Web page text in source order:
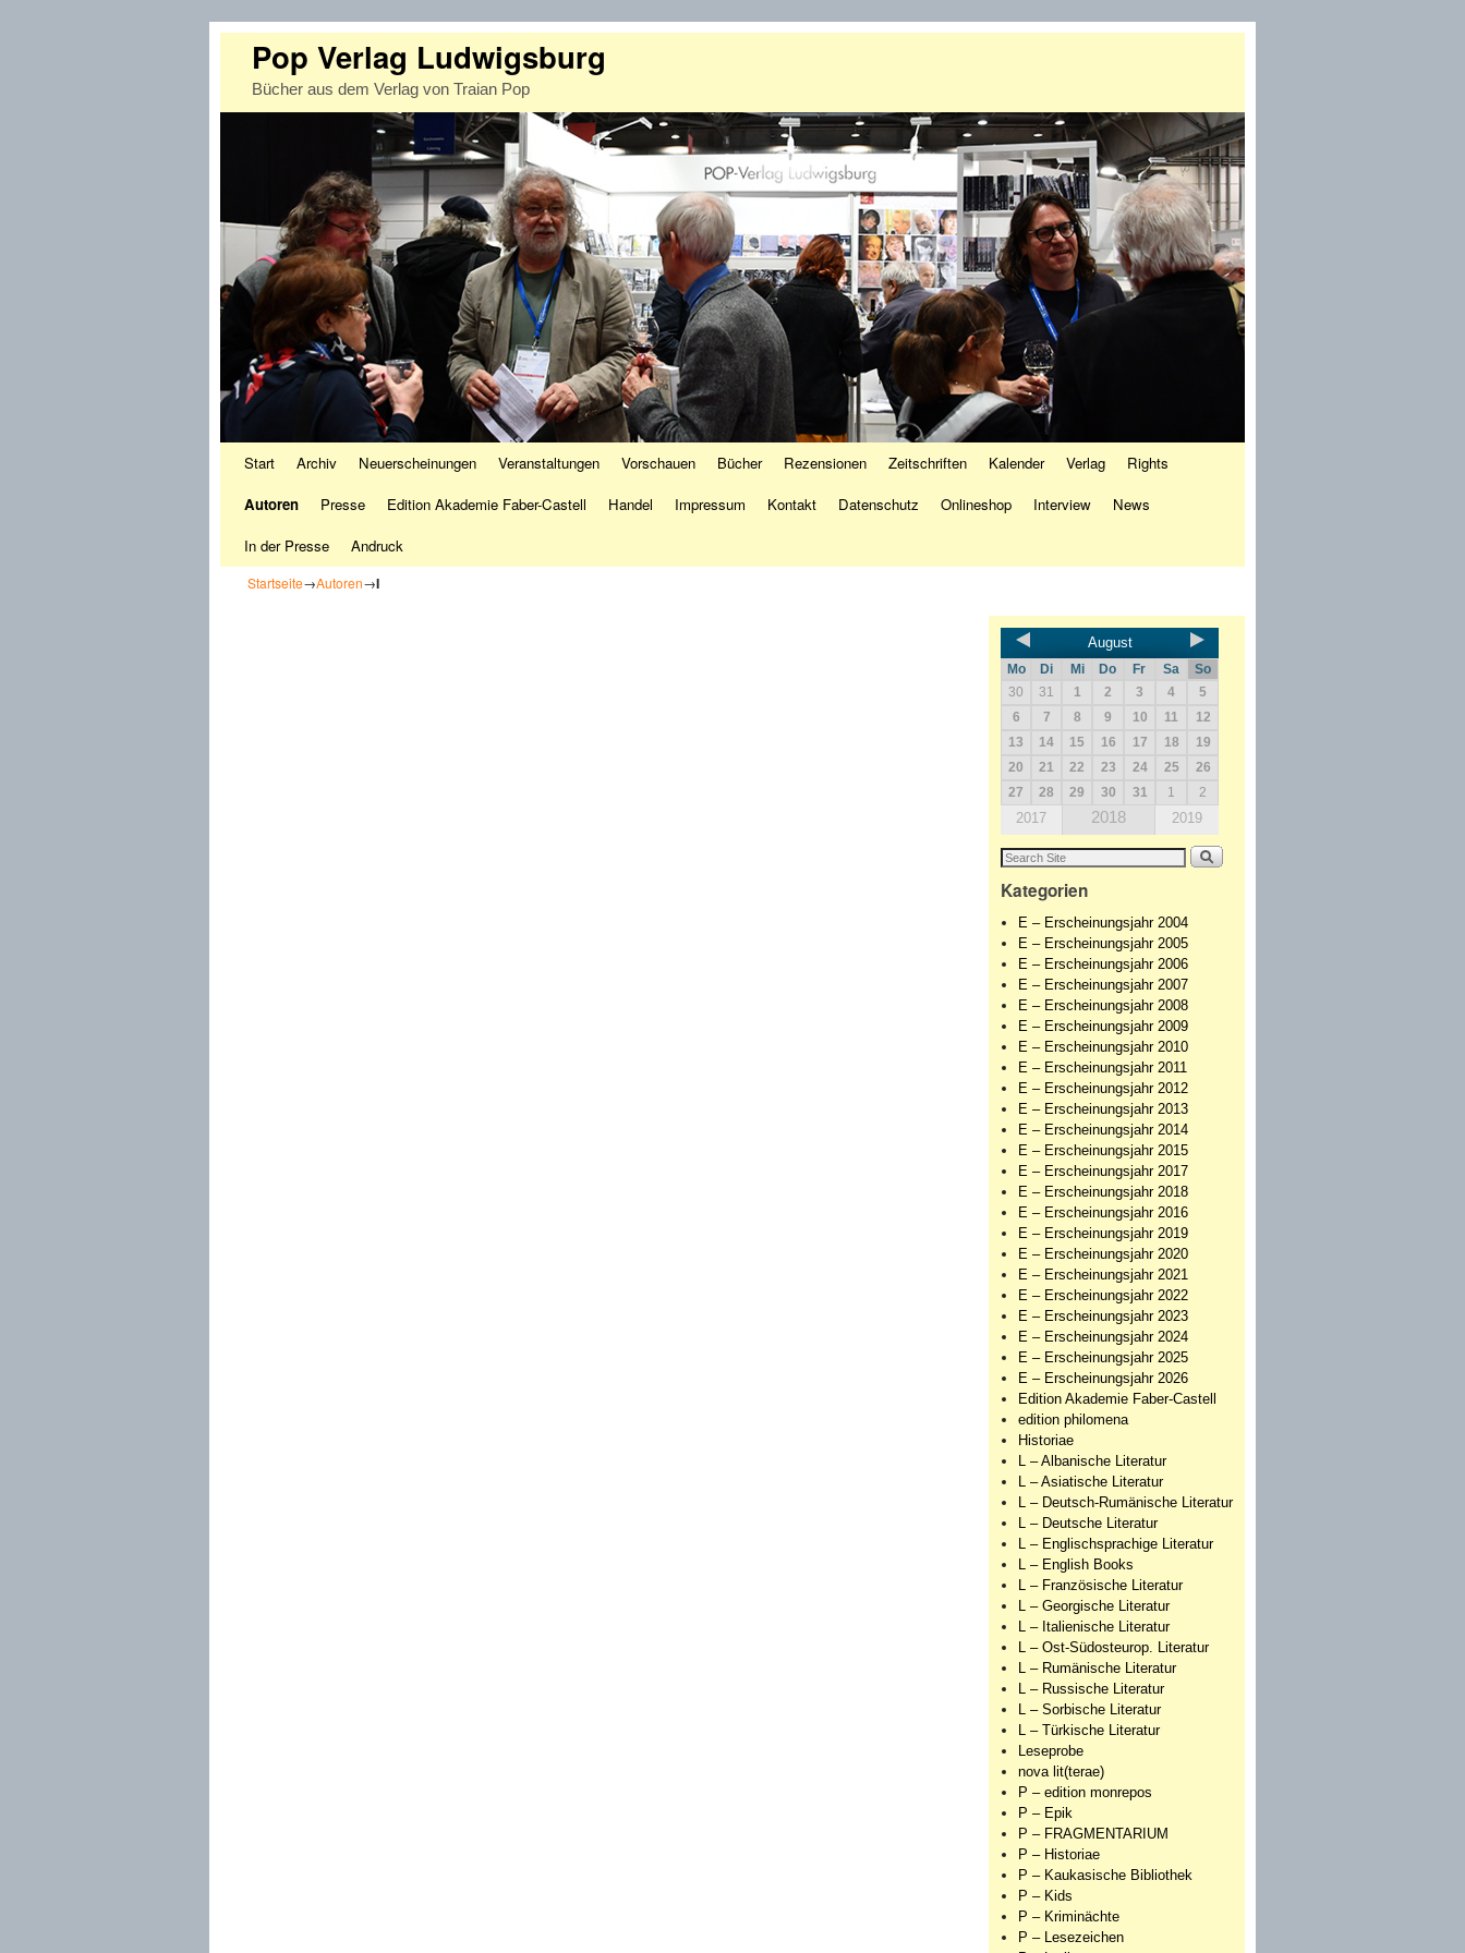
Pop Verlag Ludwigsburg
Bücher aus dem Verlag von Traian Pop
Start Archiv Neuerscheinungen Veranstaltungen Vorschauen Bücher Rezensionen Zeitschriften Kalender Verlag
Rights
Autoren
Presse Edition Akademie Faber-Castell Handel Impressum Kontakt Datenschutz Onlineshop Interview
News
In der Presse
Andruck
Startseite→Autoren→I
August
Mo Di Mi Do Fr Sa
So
30
31 1 2 3 4
5
6
7 8 9 10 11
12
13
14 15 16 17 18
19
20
21 22 23 24 25
26
27
28 29 30 31 1 2
2017 2018 2019
Kategorien
E – Erscheinungsjahr 2004
E – Erscheinungsjahr 2005
E – Erscheinungsjahr 2006
E – Erscheinungsjahr 2007
E – Erscheinungsjahr 2008
E – Erscheinungsjahr 2009
E – Erscheinungsjahr 2010
E – Erscheinungsjahr 2011
E – Erscheinungsjahr 2012
E – Erscheinungsjahr 2013
E – Erscheinungsjahr 2014
E – Erscheinungsjahr 2015
E – Erscheinungsjahr 2017
E – Erscheinungsjahr 2018
E – Erscheinungsjahr 2016
E – Erscheinungsjahr 2019
E – Erscheinungsjahr 2020
E – Erscheinungsjahr 2021
E – Erscheinungsjahr 2022
E – Erscheinungsjahr 2023
E – Erscheinungsjahr 2024
E – Erscheinungsjahr 2025
E – Erscheinungsjahr 2026
Edition Akademie Faber-Castell
edition philomena
Historiae
L – Albanische Literatur
L – Asiatische Literatur
L – Deutsch-Rumänische Literatur
L – Deutsche Literatur
L – Englischsprachige Literatur
L – English Books
L – Französische Literatur
L – Georgische Literatur
L – Italienische Literatur
L – Ost-Südosteurop. Literatur
L – Rumänische Literatur
L – Russische Literatur
L – Sorbische Literatur
L – Türkische Literatur
Leseprobe
nova lit(terae)
P – edition monrepos
P – Epik
P – FRAGMENTARIUM
P – Historiae
P – Kaukasische Bibliothek
P – Kids
P – Kriminächte
P – Lesezeichen